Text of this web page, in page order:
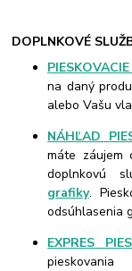
DOPLNKOVÉ
na daný
alebo Vašu
NÁHĽAD
máte záujem
doplnkovú
grafiky.
odsúhlasenia
EXPRES
pieskovania